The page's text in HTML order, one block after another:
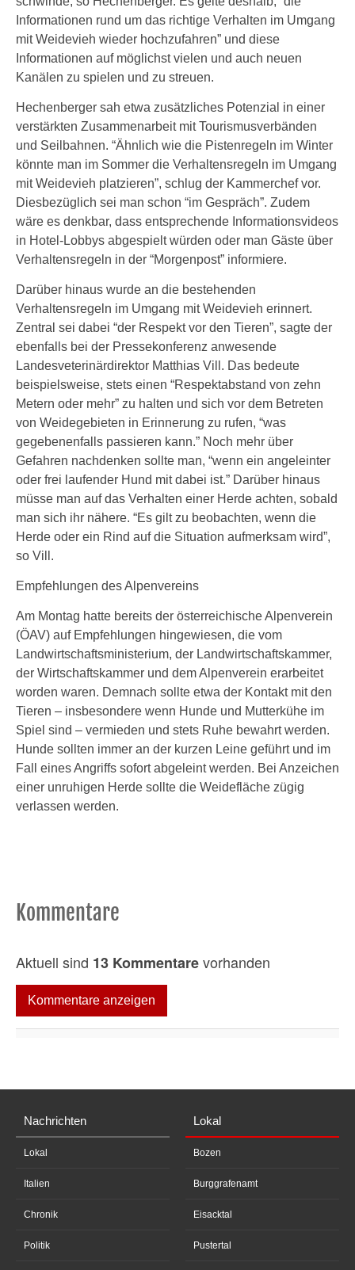
Informationen rund um das richtige Verhalten im Umgang
mit Weidevieh wieder hochzufahren” und diese
Informationen auf möglichst vielen und auch neuen
Kanälen zu spielen und zu streuen.
Hechenberger sah etwa zusätzliches Potenzial in einer
verstärkten Zusammenarbeit mit Tourismusverbänden
und Seilbahnen. “Ähnlich wie die Pistenregeln im Winter
könnte man im Sommer die Verhaltensregeln im Umgang
mit Weidevieh platzieren”, schlug der Kammerchef vor.
Diesbezüglich sei man schon “im Gespräch”. Zudem
wäre es denkbar, dass entsprechende Informationsvideos
in Hotel-Lobbys abgespielt würden oder man Gäste über
Verhaltensregeln in der “Morgenpost” informiere.
Darüber hinaus wurde an die bestehenden
Verhaltensregeln im Umgang mit Weidevieh erinnert.
Zentral sei dabei “der Respekt vor den Tieren”, sagte der
ebenfalls bei der Pressekonferenz anwesende
Landesveterinärdirektor Matthias Vill. Das bedeute
beispielsweise, stets einen “Respektabstand von zehn
Metern oder mehr” zu halten und sich vor dem Betreten
von Weidegebieten in Erinnerung zu rufen, “was
gegebenenfalls passieren kann.” Noch mehr über
Gefahren nachdenken sollte man, “wenn ein angeleinter
oder frei laufender Hund mit dabei ist.” Darüber hinaus
müsse man auf das Verhalten einer Herde achten, sobald
man sich ihr nähere. “Es gilt zu beobachten, wenn die
Herde oder ein Rind auf die Situation aufmerksam wird”,
so Vill.
Empfehlungen des Alpenvereins
Am Montag hatte bereits der österreichische Alpenverein
(ÖAV) auf Empfehlungen hingewiesen, die vom
Landwirtschaftsministerium, der Landwirtschaftskammer,
der Wirtschaftskammer und dem Alpenverein erarbeitet
worden waren. Demnach sollte etwa der Kontakt mit den
Tieren – insbesondere wenn Hunde und Mutterkühe im
Spiel sind – vermieden und stets Ruhe bewahrt werden.
Hunde sollten immer an der kurzen Leine geführt und im
Fall eines Angriffs sofort abgeleint werden. Bei Anzeichen
einer unruhigen Herde sollte die Weidefläche zügig
verlassen werden.
Kommentare
Aktuell sind 13 Kommentarevorhanden
Kommentare anzeigen
Nachrichten
Lokal
Italien
Chronik
Politik
Lokal
Bozen
Burggrafenamt
Eisacktal
Pustertal